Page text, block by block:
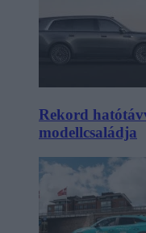
Rekord
modellcsaládja